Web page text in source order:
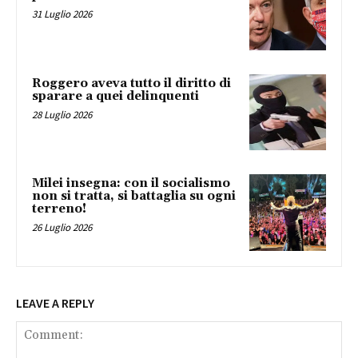
31 Luglio 2026
Roggero aveva tutto il diritto di
sparare a quei delinquenti
28 Luglio 2026
Milei insegna: con il socialismo
non si tratta, si battaglia su ogni
terreno!
26 Luglio 2026
LEAVE A REPLY